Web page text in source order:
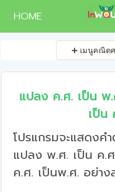
HOME
➕ เมนูคณิตศ
แปลง ค.ศ. เป็น พ
เป็น
โปรแกรมจะแสดงค
แปลง พ.ศ. เป็น ค.
ค.ศ. เป็นพ.ศ. อย่าง